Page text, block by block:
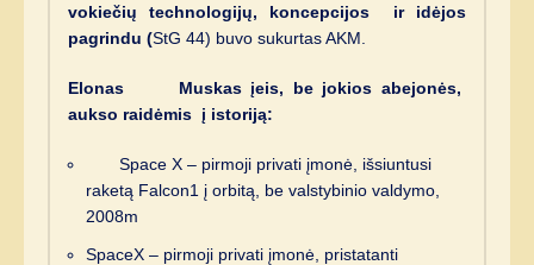
vokiečių technologijų, koncepcijos ir idėjos
pagrindu (StG 44) buvo sukurtas AKM.
Elonas Muskas įeis, be jokios abejonės,
aukso raidėmis į istoriją:
Space X – pirmoji privati įmonė, išsiuntusi
raketą Falcon1 į orbitą, be valstybinio valdymo,
2008m
SpaceX – pirmoji privati įmonė, pristatanti